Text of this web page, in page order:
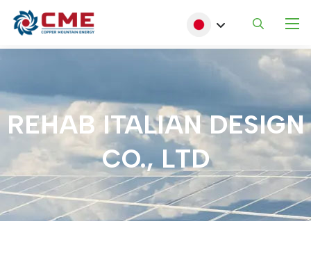
メインコンテンツに移動
Select your language
REHAB ITALIAN DESIGN
CO., LTD